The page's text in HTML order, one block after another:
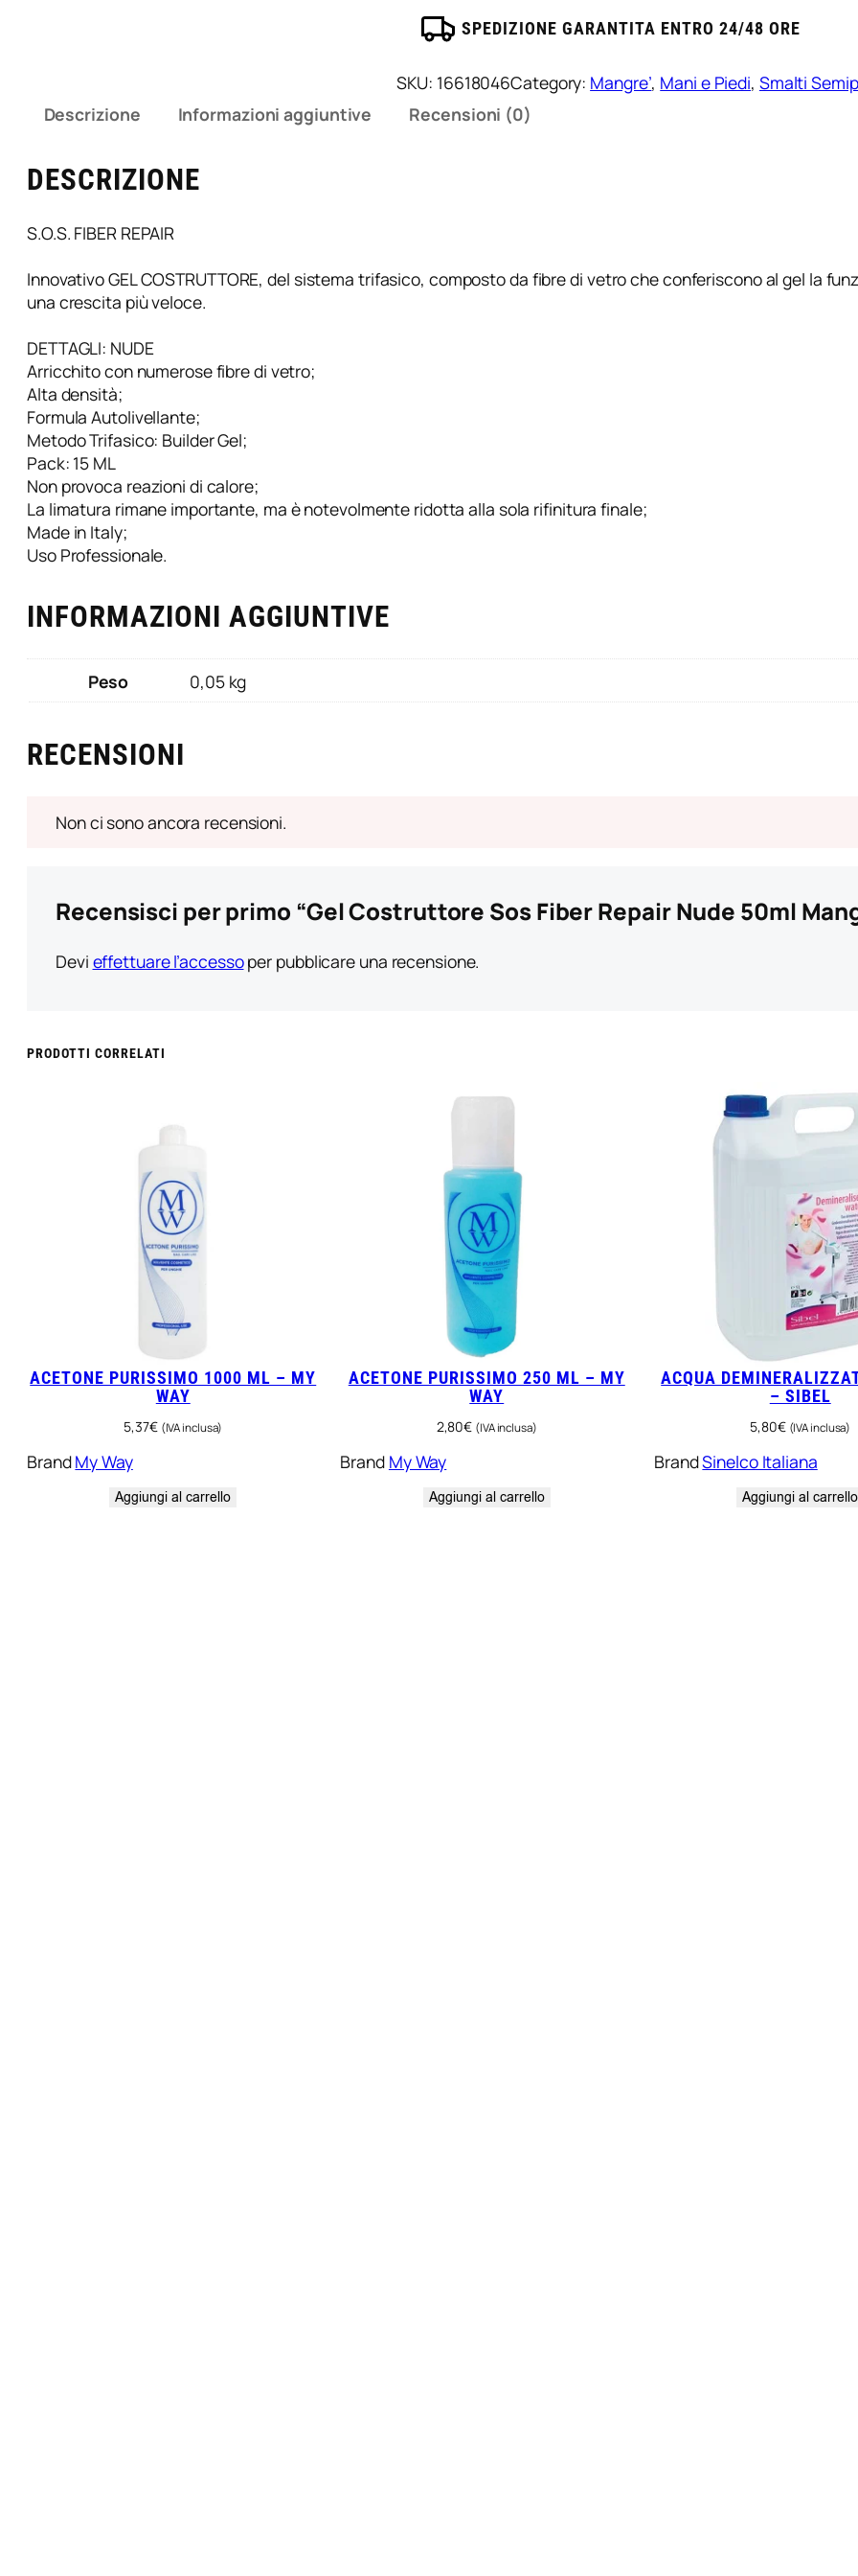
r
s
i
5
m
u
n
t
SPEDIZIONE GARANTITA ENTRO 24/48 ORE
SKU: 16618046Category: Mangre’, Mani e Piedi, Smalti
Descrizione
Informazioni aggiuntive Recensioni (0)
DESCRIZIONE
S.O.S. FIBER REPAIR
Innovativo GEL COSTRUTTORE, del sistema trifasico, composto da fibre di vetro che conferiscono al gel la
una crescita più veloce.
DETTAGLI: NUDE
Arricchito con numerose fibre di vetro;
Alta densità;
Formula Autolivellante;
Metodo Trifasico: Builder Gel;
Pack: 15 ML
Non provoca reazioni di calore;
La limatura rimane importante, ma è notevolmente ridotta alla sola rifinitura finale;
Made in Italy;
Uso Professionale.
INFORMAZIONI AGGIUNTIVE
Peso 0,05 kg
RECENSIONI
Non ci sono ancora recensioni.
Recensisci per primo “Gel Costruttore Sos Fiber Repair Nude 50ml
Devi effettuare l’accessoper pubblicare una recensione.
PRODOTTI CORRELATI
ACETONE PURISSIMO 1000 ML – MY
WAY
5,37€ (IVA inclusa)
BrandMy Way
Aggiungi al carrello
ACETONE PURISSIMO 250 ML – MY
WAY
2,80€ (IVA inclusa)
Brand My Way
Aggiungi al carrello
ACQUA
– SIBEL
5,80€ (IVA inclusa)
BrandSinelco Italiana
Aggiungi al carrello